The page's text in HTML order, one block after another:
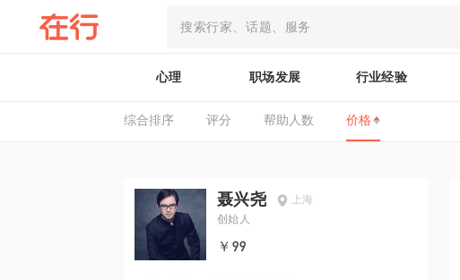
心理 职场发展 行业经验
综合排序 评分 帮助人数 价格
聂兴尧
上海
创始人
￥99